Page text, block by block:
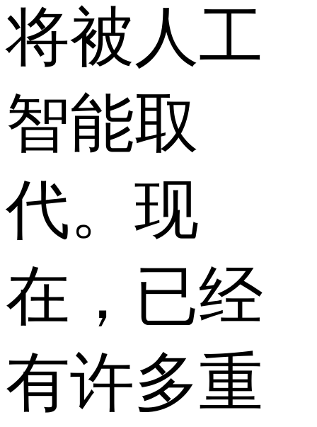
将被人工
智能取
代。现
在，已经
有许多重